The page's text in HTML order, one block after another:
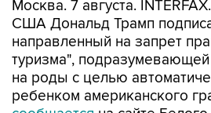
Москва. 7 августа.
США Дональд Трамп
направленный на запрет
туризма",
на роды с целью
ребенком американского